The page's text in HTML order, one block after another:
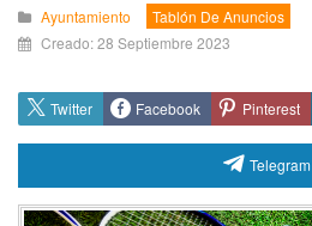
Ayuntamiento
Tablón De Anuncios
Creado: 28 Septiembre 2023
Twitter Facebook Pinterest
Telegram